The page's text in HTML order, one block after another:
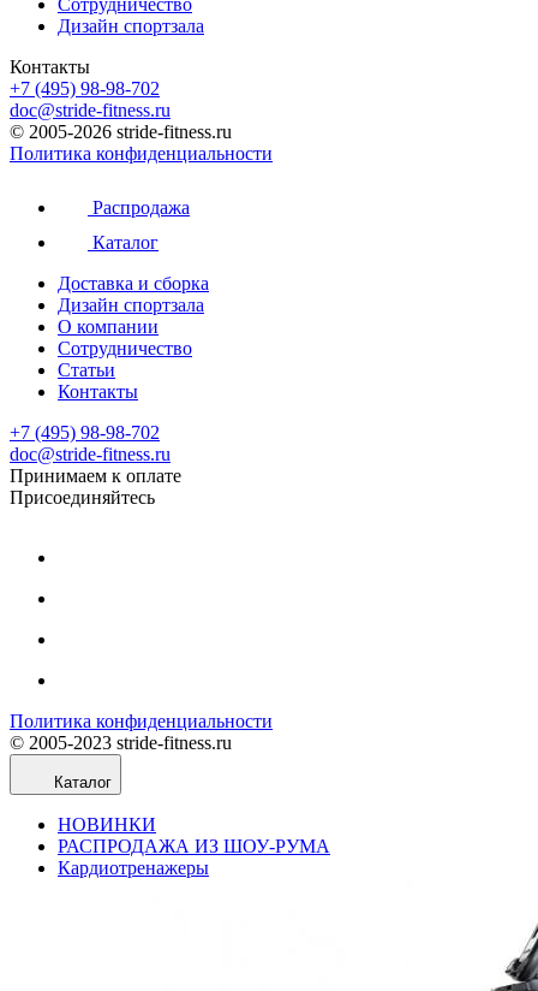
Дизайн спортзала
Контакты
+7 (495) 98-98-702
doc@stride-fitness.ru
© 2005-2026 stride-fitness.ru
Политика конфиденциальности
Распродажа
Каталог
Доставка и сборка
Дизайн спортзала
О компании
Сотрудничество
Статьи
Контакты
+7 (495) 98-98-702
doc@stride-fitness.ru
Принимаем к оплате
Присоединяйтесь
Политика конфиденциальности
© 2005-2023 stride-fitness.ru
Каталог
НОВИНКИ
РАСПРОДАЖА ИЗ ШОУ-РУМА
Кардиотренажеры